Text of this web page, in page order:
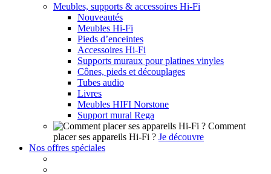
Meubles, supports & accessoires Hi-Fi
Nouveautés
Meubles Hi-Fi
Pieds d’enceintes
Accessoires Hi-Fi
Supports muraux pour platines vinyles
Cônes, pieds et découplages
Tubes audio
Livres
Meubles HIFI Norstone
Support mural Rega
Comment
placer ses appareils Hi-Fi ? Je découvre
Nos offres spéciales